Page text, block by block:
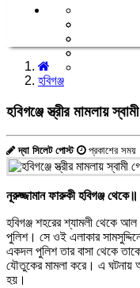
হবিগঞ্জ
হবিগঞ্জে স্ত্রীর মামলায়
দ্যা সিলেট পোস্ট প্রকাশের সময়
নূরুজ্জামান ফারুকী হবিগঞ্জ থেকে॥
হবিগঞ্জ শহরের শ্যামলী থেকে
পুলিশ। সে ওই এলাকার
একদল পুলিশ তার বাসা থেকে
যৌতুকের মামলা করে। এ ঘটনায়
হয়।